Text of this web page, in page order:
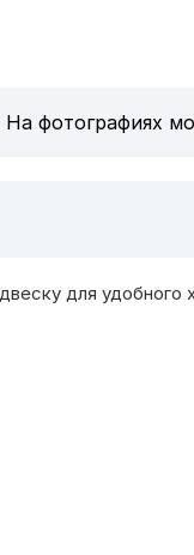
фотографиях
для удобного